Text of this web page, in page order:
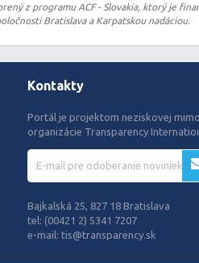
z programu ACF - Slovakia, ktorý je
Bratislava a Karpatskou nadáciou.
Kontakty
Portál je projektom neziskovej
organizácie Transparency
Bajkalská 25, 827 18 Bratislava
tel: (00421 2) 5341 7207
e-mail: tis@transparency.sk